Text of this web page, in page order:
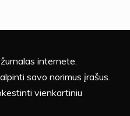
internete.
savo norimus įrašus.
vienkartiniu